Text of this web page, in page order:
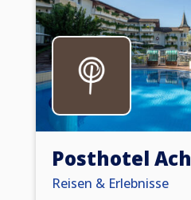
Zimmer und Suiten,
Blick auf See und
Reisen & Erlebnisse